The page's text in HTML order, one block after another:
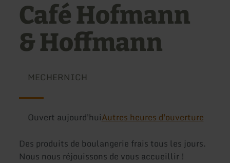
Café Hofmann
& Hoffmann
MECHERNICH
Ouvert aujourd'huiAutres heures d'ouverture
Des produits de boulangerie frais tous les jours.
Nous nous réjouissons de vous accueillir !